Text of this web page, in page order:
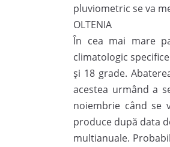
pluviometric se va
OLTENIA
În cea mai mare
climatologic
și 18 grade.
acestea urmând a
noiembrie când se
produce după data
multianuale.